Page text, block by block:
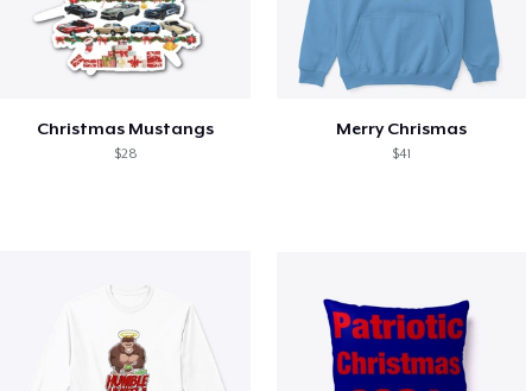
Christmas Mustangs
$28
Merry Chrismas
$41